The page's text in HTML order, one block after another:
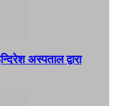
अस्पताल द्वारा